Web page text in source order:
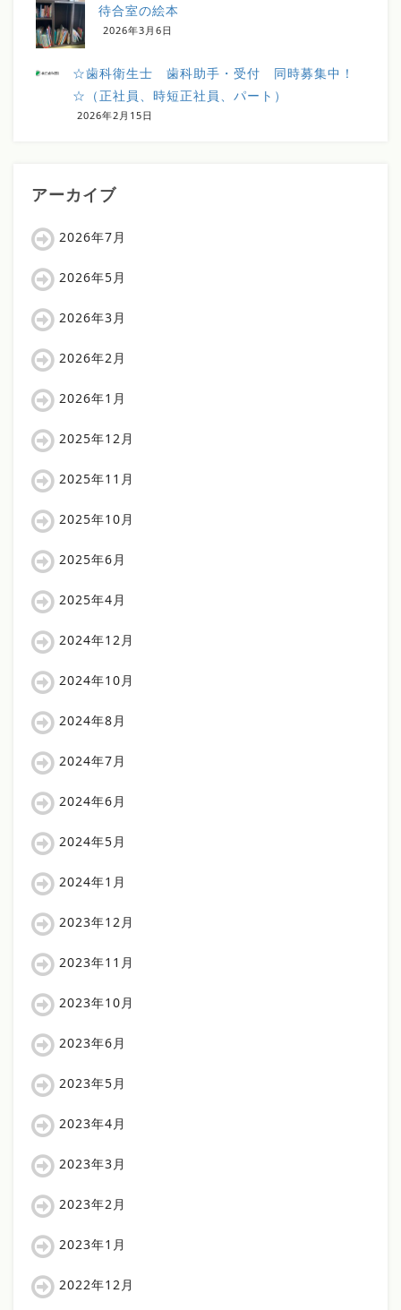
待合室の絵本
2026年3月6日
☆歯科衛生士 歯科助手・受付 同時募集中！
☆（正社員、時短正社員、パート）
2026年2月15日
アーカイブ
2026年7月
2026年5月
2026年3月
2026年2月
2026年1月
2025年12月
2025年11月
2025年10月
2025年6月
2025年4月
2024年12月
2024年10月
2024年8月
2024年7月
2024年6月
2024年5月
2024年1月
2023年12月
2023年11月
2023年10月
2023年6月
2023年5月
2023年4月
2023年3月
2023年2月
2023年1月
2022年12月